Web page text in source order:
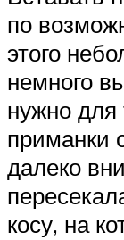
по
этого
немного
нужно для
приманки
далеко
косу, на